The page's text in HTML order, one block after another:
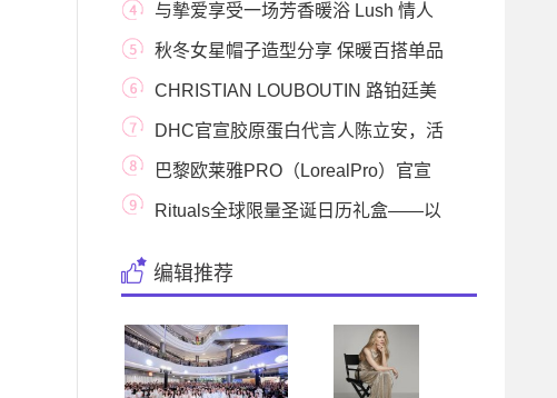
布 皮肤昼夜
与摰爱享受一场芳香暖浴 Lush 情人
节系列 爱的献
秋冬女星帽子造型分享 保暖百搭单品
CHRISTIAN LOUBOUTIN 路铂廷美
妆FÉTICHE原欲系列 映日青
DHC官宣胶原蛋白代言人陈立安，活
力开启元气时
巴黎欧莱雅PRO（LorealPro）官宣
品牌先锋形象大使
Rituals全球限量圣诞日历礼盒——以
编辑推荐